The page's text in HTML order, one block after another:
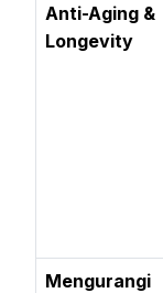
Anti-Aging &
Longevity
Mengurangi